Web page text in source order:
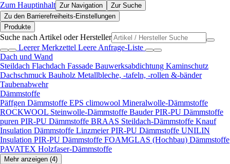
Zum Hauptinhalt Zur Navigation
Zur Suche
Zu den Barrierefreiheits-Einstellungen
Produkte
Suche nach Artikel oder Hersteller
Leerer Merkzettel Leere Anfrage-Liste
Dach und Wand
Steildach Flachdach Fassade Bauwerksabdichtung Kaminschutz
Dachschmuck Bauholz Metallbleche, -tafeln, -rollen &-bänder
Taubenabwehr
Dämmstoffe
Päffgen Dämmstoffe EPS climowool Mineralwolle-Dämmstoffe
ROCKWOOL Steinwolle-Dämmstoffe Bauder PIR-PU Dämmstoffe
puren PIR-PU Dämmstoffe BRAAS Steildach-Dämmstoffe Knauf
Insulation Dämmstoffe Linzmeier PIR-PU Dämmstoffe UNILIN
Insulation PIR-PU Dämmstoffe FOAMGLAS (Hochbau) Dämmstoffe
PAVATEX Holzfaser-Dämmstoffe
Mehr anzeigen (4)